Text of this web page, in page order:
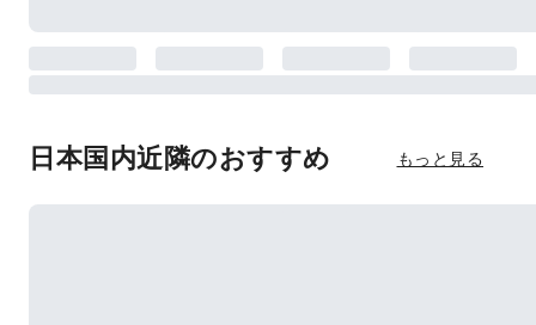
日本国内近隣のおすすめ もっと見る